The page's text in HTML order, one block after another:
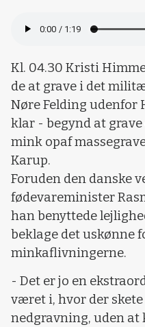
Kl. 04.30 Kristi
de at grave i det
Nøre Felding udenfor
klar - begynd at grave
mink opaf
Karup.
Foruden den danske
fødevareminister
han benyttede
beklage det uskønne
minkaflivningerne.
- Det er jo en
været i, hvor der
nedgravning, uden